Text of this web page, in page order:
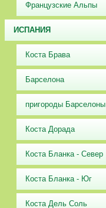
Французские Альпы
ИСПАНИЯ
Коста Брава
Барселона
пригороды Барселоны
Коста Дорада
Коста Бланка - Север
Коста Бланка - Юг
Коста Дель Соль